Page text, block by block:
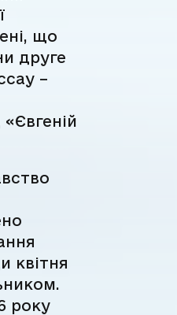
що
друге
–
квітня
року